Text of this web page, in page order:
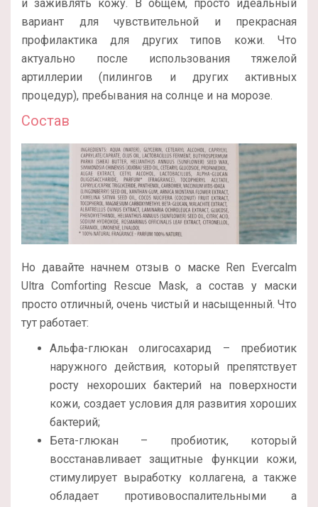
и заживлять кожу. В общем, просто идеальный
вариант для чувствительной и прекрасная
профилактика для других типов кожи. Что
актуально после использования тяжелой
артиллерии (пилингов и других активных
процедур), пребывания на солнце и на морозе.
Состав
Но давайте начнем отзыв о маске Ren Evercalm
Ultra Comforting Rescue Mask, а состав у маски
просто отличный, очень чистый и насыщенный. Что
тут работает:
Альфа-глюкан олигосахарид – пребиотик
наружного действия, который препятствует
росту нехороших бактерий на поверхности
кожи, создает условия для развития хороших
бактерий;
Бета-глюкан – пробиотик, который
восстанавливает защитные функции кожи,
стимулирует выработку коллагена, а также
обладает противовоспалительными а